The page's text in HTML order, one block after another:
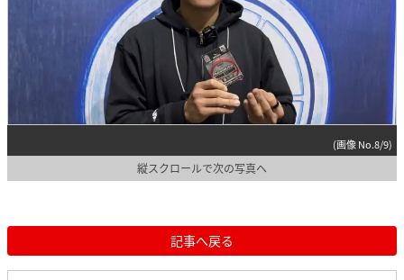
(画像 No.8/9)
縦スクロールで次の写真へ
記事へ戻る